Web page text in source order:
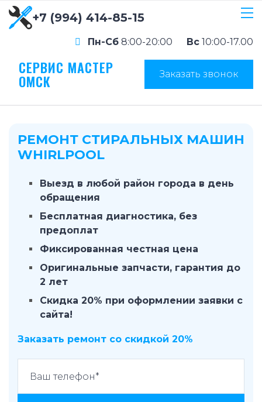
+7 (994) 414-85-15
Пн-Сб 8:00-20:00 Вс 10:00-17.00
СЕРВИС МАСТЕР
ОМСК Заказать звонок
РЕМОНТ СТИРАЛЬНЫХ МАШИН
WHIRLPOOL
Выезд в любой район города в день
обращения
Бесплатная диагностика, без
предоплат
Фиксированная честная цена
Оригинальные запчасти, гарантия до
2 лет
Скидка 20% при оформлении заявки с
сайта!
Заказать ремонт со скидкой 20%